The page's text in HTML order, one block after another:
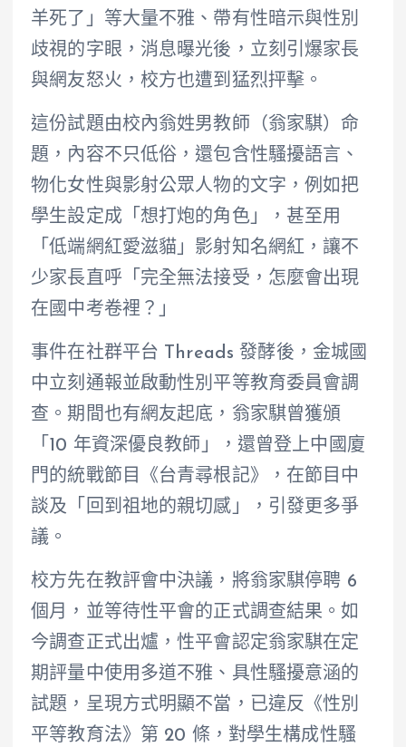
羊死了」等大量不雅、帶有性暗示與性別
歧視的字眼，消息曝光後，立刻引爆家長
與網友怒火，校方也遭到猛烈抨擊。
這份試題由校內翁姓男教師（翁家騏）命
題，內容不只低俗，還包含性騷擾語言、
物化女性與影射公眾人物的文字，例如把
學生設定成「想打炮的角色」，甚至用
「低端網紅愛滋貓」影射知名網紅，讓不
少家長直呼「完全無法接受，怎麼會出現
在國中考卷裡？」
事件在社群平台 Threads 發酵後，金城國
中立刻通報並啟動性別平等教育委員會調
查。期間也有網友起底，翁家騏曾獲頒
「10 年資深優良教師」，還曾登上中國廈
門的統戰節目《台青尋根記》，在節目中
談及「回到祖地的親切感」，引發更多爭
議。
校方先在教評會中決議，將翁家騏停聘 6
個月，並等待性平會的正式調查結果。如
今調查正式出爐，性平會認定翁家騏在定
期評量中使用多道不雅、具性騷擾意涵的
試題，呈現方式明顯不當，已違反《性別
平等教育法》第 20 條，對學生構成性騷